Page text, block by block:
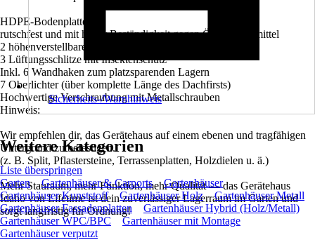
HDPE-Bodenplatte:
rutschfest und mit hoher Beständigkeit gegen Öl/Lösungsmittel
2 höhenverstellbare Regalböden
3 Lüftungsschlitze mit Insektenschutz
Inkl. 6 Wandhaken zum platzsparenden Lagern
7 Oberlichter (über komplette Länge des Dachfirsts)
Hochwertige Verschraubung mit Metallschrauben
Hinweis:
Wir empfehlen dir, das Gerätehaus auf einem ebenen und tragfähigen
Untergrund zu befestigen.
(z. B. Split, Pflastersteine, Terrassenplatten, Holzdielen u. ä.)
Mehr Stauraum, mehr Funktion, mehr Qualität — das Gerätehaus
Idaho von Lifetime ist dein zuverlässiger Lagerraum im Garten und
sorgt langfristig für Ordnung!
Sicherheits-/Warnhinweis
Weitere Kategorien
Liste überspringen
Garten
Gartenhäuser & Carports
Gartenhäuser
Gartenhäuser Kunststoff
Gartenhäuser Holz
Gartenhäuser Metall
Gartenhäuser Fassadenplatten
Gartenhäuser Hybrid (Holz/Metall)
Gartenhäuser WPC/BPC
Gartenhäuser mit Montage
Gartenhäuser verputzt